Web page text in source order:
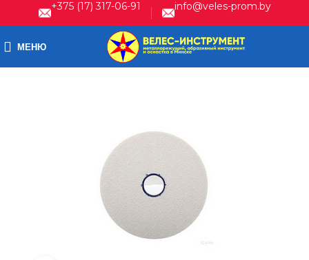
+375 (17) 317-06-91 info@veles-prom.by
МЕНЮ